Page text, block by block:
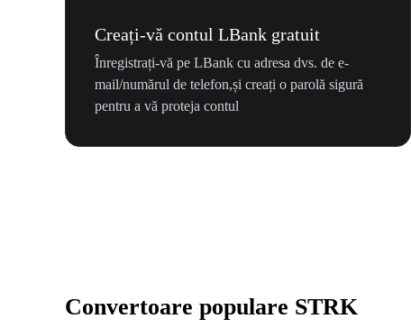
Creați-vă contul LBank gratuit
Înregistrați-vă pe LBank cu adresa dvs. de e-
mail/numărul de telefon,și creați o parolă sigură
pentru a vă proteja contul
Convertoare populare STRK